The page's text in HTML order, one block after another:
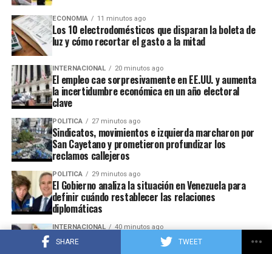
SHARE TWEET
Fuente.
ECONOMIA 11 minutos ago
Los 10 electrodomésticos que disparan la boleta de
luz y cómo recortar el gasto a la mitad
INTERNACIONAL 20 minutos ago
El empleo cae sorpresivamente en EE.UU. y aumenta
la incertidumbre económica en un año electoral
clave
POLITICA 27 minutos ago
Sindicatos, movimientos e izquierda marcharon por
San Cayetano y prometieron profundizar los
reclamos callejeros
POLITICA 29 minutos ago
El Gobierno analiza la situación en Venezuela para
definir cuándo restablecer las relaciones
diplomáticas
INTERNACIONAL 40 minutos ago
Unearthed clip of El-Sayed revealing his ‘hate’ for
iconic Michigan town sparks online firestorm: ‘Dark